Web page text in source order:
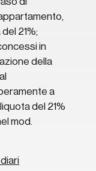
21%;
in
della
a
del 21%
mod.